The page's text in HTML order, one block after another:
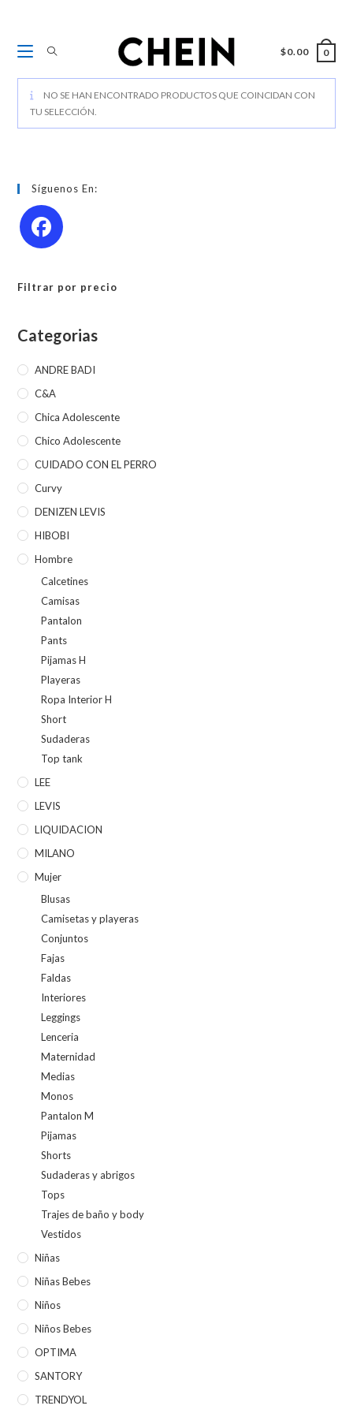
contenido
$0.00 0
NO SE HAN ENCONTRADO PRODUCTOS QUE COINCIDAN CON
TU SELECCIÓN.
Síguenos En:
Filtrar por precio
Categorias
ANDRE BADI
C&A
Chica Adolescente
Chico Adolescente
CUIDADO CON EL PERRO
Curvy
DENIZEN LEVIS
HIBOBI
Hombre
Calcetines
Camisas
Pantalon
Pants
Pijamas H
Playeras
Ropa Interior H
Short
Sudaderas
Top tank
LEE
LEVIS
LIQUIDACION
MILANO
Mujer
Blusas
Camisetas y playeras
Conjuntos
Fajas
Faldas
Interiores
Leggings
Lenceria
Maternidad
Medias
Monos
Pantalon M
Pijamas
Shorts
Sudaderas y abrigos
Tops
Trajes de baño y body
Vestidos
Niñas
Niñas Bebes
Niños
Niños Bebes
OPTIMA
SANTORY
TRENDYOL